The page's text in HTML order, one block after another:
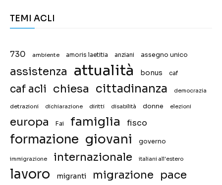
TEMI ACLI
730 ambiente amoris laetitia anziani assegno unico
assistenza attualità bonus caf
caf acli chiesa cittadinanza democrazia
detrazioni dichiarazione diritti disabilità donne elezioni
europa Fai famiglia fisco
formazione giovani governo
immigrazione internazionale italiani all'estero
lavoro migranti migrazione pace